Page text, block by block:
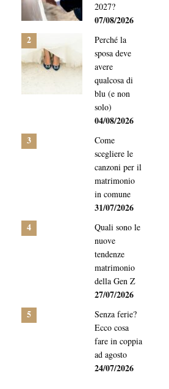
2027?
07/08/2026
Perché la
sposa deve
avere
qualcosa di
blu (e non
solo)
04/08/2026
2
Come
scegliere le
canzoni per il
matrimonio
in comune
31/07/2026
3
Quali sono le
nuove
tendenze
matrimonio
della Gen Z
27/07/2026
4
Senza ferie?
Ecco cosa
fare in coppia
ad agosto
24/07/2026
5